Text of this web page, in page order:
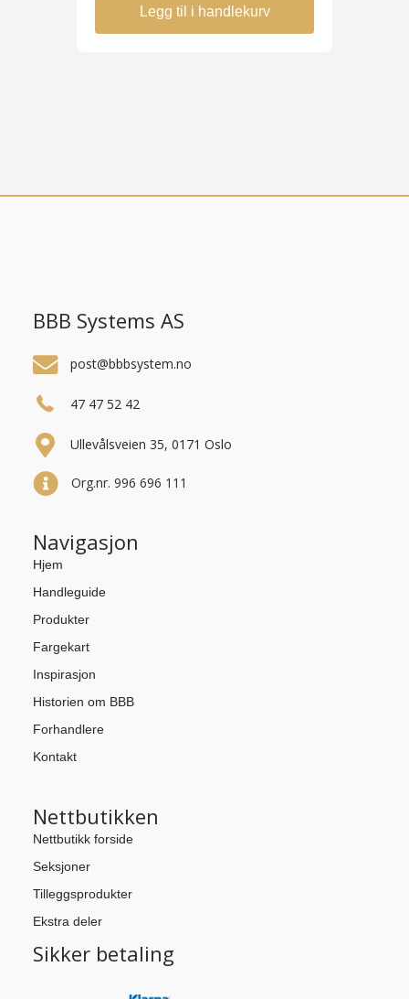
Legg til i handlekurv
BBB Systems AS
post@bbbsystem.no
47 47 52 42
Ullevålsveien 35, 0171 Oslo
Org.nr. 996 696 111
Navigasjon
Hjem
Handleguide
Produkter
Fargekart
Inspirasjon
Historien om BBB
Forhandlere
Kontakt
Nettbutikken
Nettbutikk forside
Seksjoner
Tilleggsprodukter
Ekstra deler
Sikker betaling